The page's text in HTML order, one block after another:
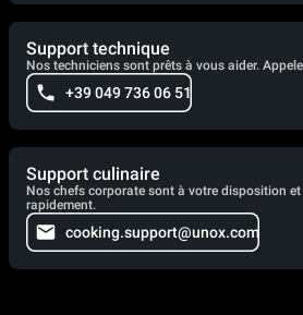
Support technique
Nos techniciens sont prêts à vous aider.
+39 049 736 06 51
Support culinaire
Nos chefs corporate sont à votre disposition
rapidement.
cooking.support@unox.com